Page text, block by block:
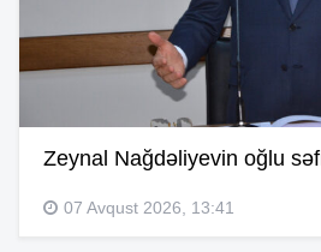
Zeynal Nağdəliyevin oğlu
07 Avqust 2026, 13:41